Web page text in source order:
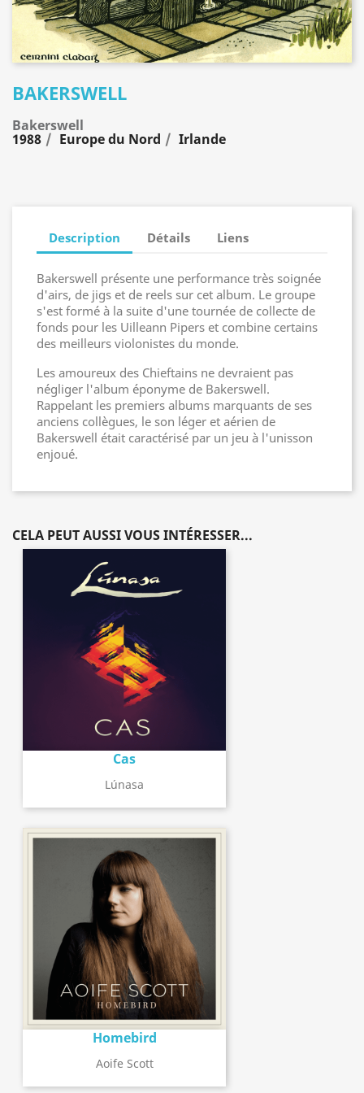
BAKERSWELL
Bakerswell
1988 Europe du Nord Irlande
Description Détails Liens
Bakerswell présente une performance très soignée
d'airs, de jigs et de reels sur cet album. Le groupe
s'est formé à la suite d'une tournée de collecte de
fonds pour les Uilleann Pipers et combine certains
des meilleurs violonistes du monde.
Les amoureux des Chieftains ne devraient pas
négliger l'album éponyme de Bakerswell.
Rappelant les premiers albums marquants de ses
anciens collègues, le son léger et aérien de
Bakerswell était caractérisé par un jeu à l'unisson
enjoué.
CELA PEUT AUSSI VOUS INTÉRESSER...
Cas
Lúnasa
Homebird
Aoife Scott